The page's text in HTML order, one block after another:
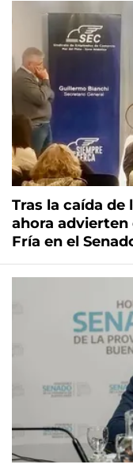
Tras la caída
ahora advierten
Fría en el